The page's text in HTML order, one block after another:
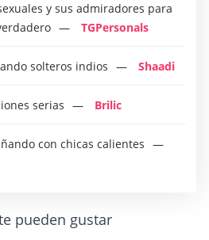
y sus admiradores para
TGPersonals
solteros indios Shaadi
serias Brilic
con chicas calientes
pueden gustar